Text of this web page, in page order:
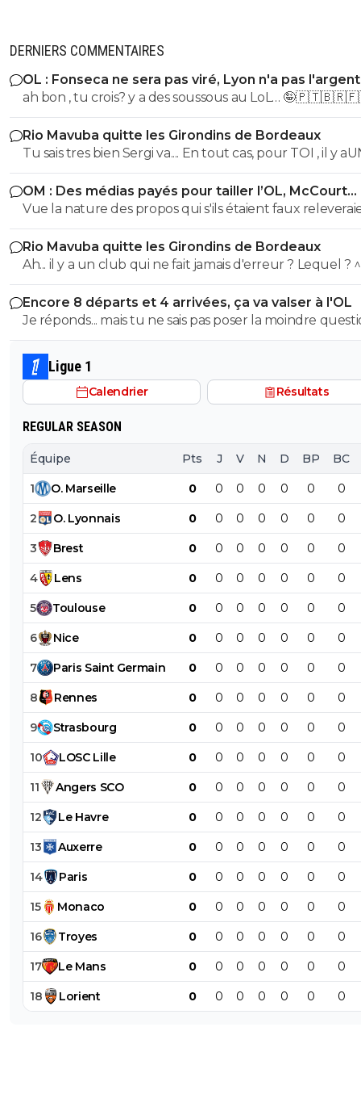
DERNIERS COMMENTAIRES
OL : Fonseca ne sera pas viré, Lyon n'a pas
le faire
ah bon , tu crois? y a des soussous au LoL…
Rio Mavuba quitte les Girondins de Bordeaux
Tu sais tres bien Sergi va.... En tout cas, pour TOI , il y
SEUL CLUB qui est parfait... Et qui QUOI QU IL ARRIVE
sera JMAIS critiqué par toi..... Tu te rends compte que
seul a defendre mordicus le mec qui a faillit couler
mon pauvre vieux fou... tu t'en rends compte au
OM : Des médias payés pour tailler l’OL, McCourt
accusé
Vue la nature des propos qui s'ils étaient faux
la diffamation, je penses que c'est bien documenté et
Rio Mavuba quitte les Girondins de Bordeaux
Ah... il y a un club qui ne fait jamais d'erreur ? Lequel ?
Encore 8 départs et 4 arrivées, ça va valser à l'OL
Je réponds... mais tu ne sais pas poser la moindre
Ligue 1
Calendrier Résultats
REGULAR SEASON
Équipe Pts J V N D BP BC
1 O. Marseille 0 0 0 0 0 0 0
2 O. Lyonnais 0 0 0 0 0 0 0
3 Brest 0 0 0 0 0 0 0
4 Lens 0 0 0 0 0 0 0
5 Toulouse 0 0 0 0 0 0 0
6 Nice 0 0 0 0 0 0 0
7 Paris Saint Germain 0 0 0 0 0 0 0
8 Rennes 0 0 0 0 0 0 0
9 Strasbourg 0 0 0 0 0 0 0
10 LOSC Lille 0 0 0 0 0 0 0
11 Angers SCO 0 0 0 0 0 0 0
12 Le Havre 0 0 0 0 0 0 0
13 Auxerre 0 0 0 0 0 0 0
14 Paris 0 0 0 0 0 0 0
15 Monaco 0 0 0 0 0 0 0
16 Troyes 0 0 0 0 0 0 0
17 Le Mans 0 0 0 0 0 0 0
18 Lorient 0 0 0 0 0 0 0